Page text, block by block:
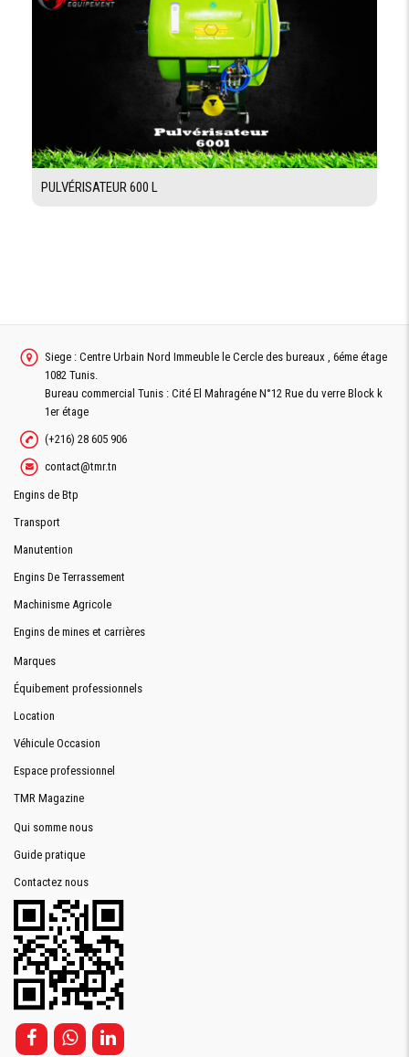
PULVÉRISATEUR 600 L
Siege : Centre Urbain Nord Immeuble le Cercle des bureaux , 6éme étage
1082 Tunis.
Bureau commercial Tunis : Cité El Mahragéne N°12 Rue du verre Block k
1er étage
(+216) 28 605 906
contact@tmr.tn
Engins de Btp
Transport
Manutention
Engins De Terrassement
Machinisme Agricole
Engins de mines et carrières
Marques
Équibement professionnels
Location
Véhicule Occasion
Espace professionnel
TMR Magazine
Qui somme nous
Guide pratique
Contactez nous